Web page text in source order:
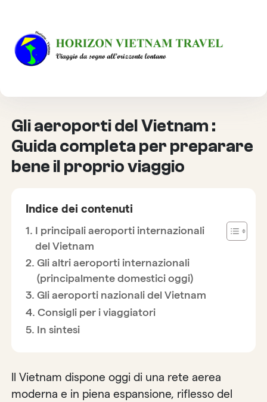
HOME
INFORMAZIONI PRATICHE
Gli aeroporti del Vietnam :
Guida completa per preparare
bene il proprio viaggio
Indice dei contenuti
I principali aeroporti internazionali
del Vietnam
Gli altri aeroporti internazionali
(principalmente domestici oggi)
Gli aeroporti nazionali del Vietnam
Consigli per i viaggiatori
In sintesi
Il Vietnam dispone oggi di una rete aerea
moderna e in piena espansione, riflesso del